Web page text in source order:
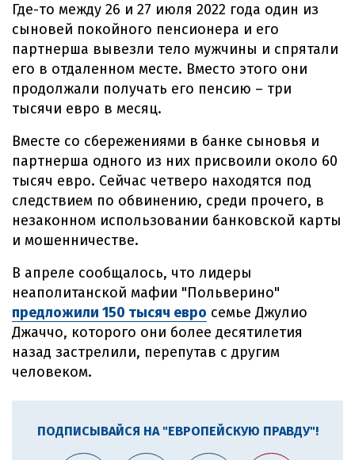
Где-то между 26 и 27 июля 2022 года один из
сыновей покойного пенсионера и его
партнерша вывезли тело мужчины и спрятали
его в отдаленном месте. Вместо этого они
продолжали получать его пенсию – три
тысячи евро в месяц.
Вместе со сбережениями в банке сыновья и
партнерша одного из них присвоили около 60
тысяч евро. Сейчас четверо находятся под
следствием по обвинению, среди прочего, в
незаконном использовании банковской карты
и мошенничестве.
В апреле сообщалось, что лидеры
неаполитанской мафии "Польверино"
предложили 150 тысяч евро семье Джулио
Джаччо, которого они более десятилетия
назад застрелили, перепутав с другим
человеком.
ПОДПИСЫВАЙСЯ НА "ЕВРОПЕЙСКУЮ ПРАВДУ"!